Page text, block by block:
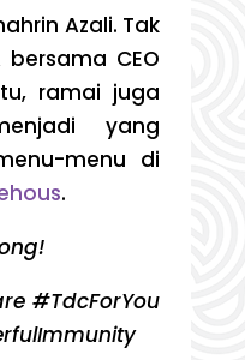
Azali. Tak
CEO
ramai juga
yang
menu di
.
#TdcForYou